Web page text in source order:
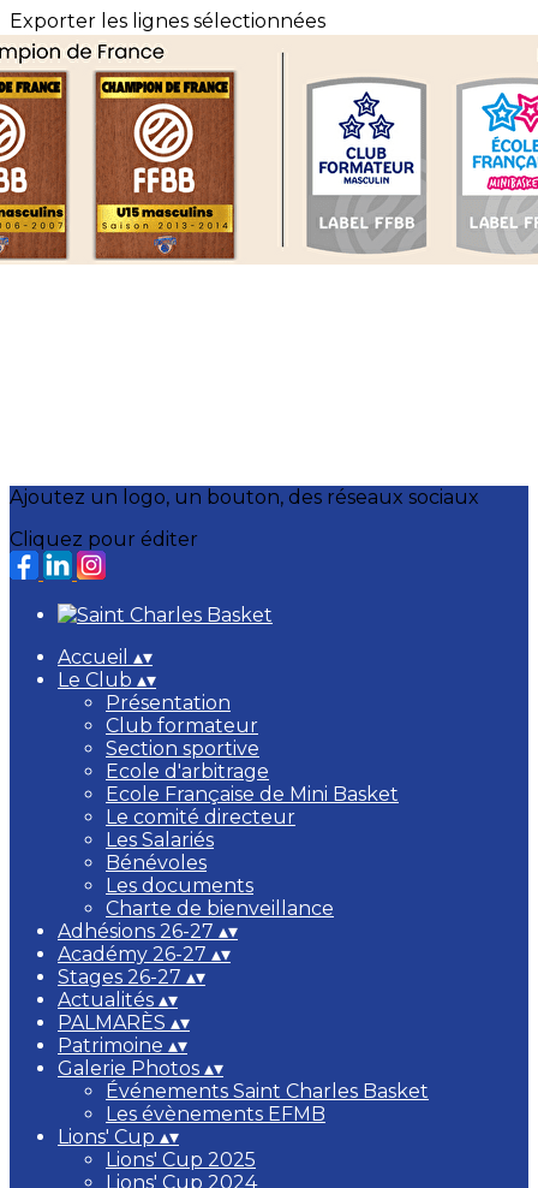
Exporter les lignes sélectionnées
Exporter toutes les colonnes
Exporter uniquement les colonnes affichées
Menu
?>
Images de la page d'accueil
Cliquez pour éditer
Ajoutez un logo, un bouton, des réseaux sociaux
Cliquez pour éditer
Accueil ▴▾
Le Club ▴▾
Présentation
Club formateur
Section sportive
Ecole d'arbitrage
Ecole Française de Mini Basket
Le comité directeur
Les Salariés
Bénévoles
Les documents
Charte de bienveillance
Adhésions 26-27 ▴▾
Académy 26-27 ▴▾
Stages 26-27 ▴▾
Actualités ▴▾
PALMARÈS ▴▾
Patrimoine ▴▾
Galerie Photos ▴▾
Événements Saint Charles Basket
Les évènements EFMB
Lions' Cup ▴▾
Lions' Cup 2025
Lions' Cup 2024